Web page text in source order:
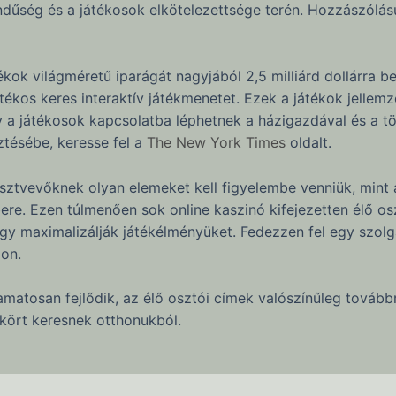
és a játékosok elkötelezettsége terén.
világméretű iparágát nagyjából 2,5 milliárd dollárra
keres interaktív játékmenetet. Ezek a játékok
játékosok kapcsolatba léphetnek a házigazdával és a
keresse fel a The New York Times oldalt.
olyan elemeket kell figyelembe venniük,
Ezen túlmenően sok online kaszinó kifejezetten élő
maximalizálják játékélményüket. Fedezzen fel egy
fejlődik, az élő osztói címek valószínűleg
keresnek otthonukból.